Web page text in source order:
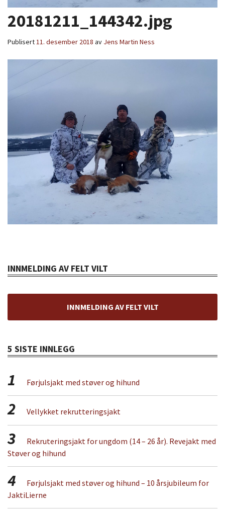
20181211_144342.jpg
Publisert11. desember 2018 av Jens Martin Ness
INNMELDING AV FELT VILT
INNMELDING AV FELT VILT
5 SISTE INNLEGG
1 Førjulsjakt med støver og hihund
2 Vellykket rekrutteringsjakt
3
Rekruteringsjakt for ungdom (14 – 26 år). Revejakt med
Støver og hihund
4
Førjulsjakt med støver og hihund – 10 årsjubileum for
JaktiLierne